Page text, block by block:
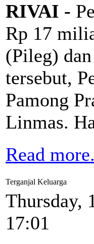
RIVAI -
Rp 17
(Pileg)
tersebut,
Pamong
Linmas.
Read
Terganjal Keluarga
Thursday,
17:01